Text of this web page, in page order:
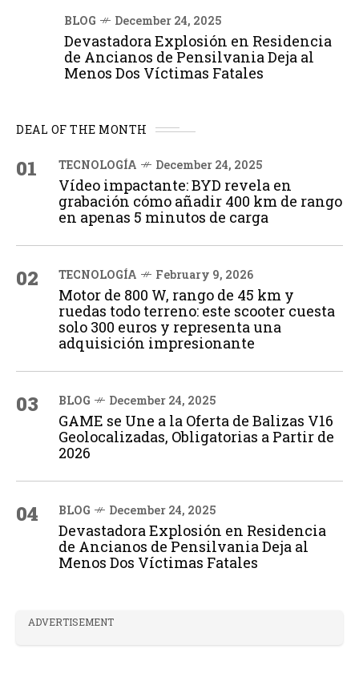
BLOG December 24, 2025
Devastadora Explosión en Residencia
de Ancianos de Pensilvania Deja al
Menos Dos Víctimas Fatales
DEAL OF THE MONTH
01 TECNOLOGÍA December 24, 2025
Vídeo impactante: BYD revela en
grabación cómo añadir 400 km de rango
en apenas 5 minutos de carga
02 TECNOLOGÍA February 9, 2026
Motor de 800 W, rango de 45 km y
ruedas todo terreno: este scooter cuesta
solo 300 euros y representa una
adquisición impresionante
03 BLOG December 24, 2025
GAME se Une a la Oferta de Balizas V16
Geolocalizadas, Obligatorias a Partir de
2026
04 BLOG December 24, 2025
Devastadora Explosión en Residencia
de Ancianos de Pensilvania Deja al
Menos Dos Víctimas Fatales
ADVERTISEMENT